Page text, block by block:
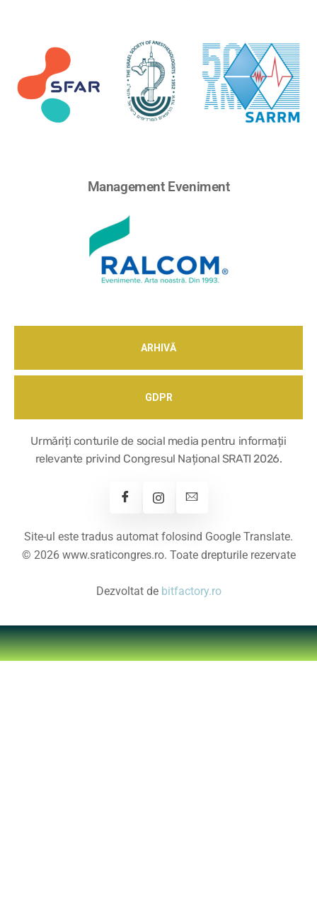
Management Eveniment
ARHIVĂ
GDPR
Urmăriți conturile de social media pentru informații
relevante privind Congresul Național SRATI 2026.
Site-ul este tradus automat folosind Google Translate.
© 2026 www.sraticongres.ro. Toate drepturile rezervate
Dezvoltat de bitfactory.ro